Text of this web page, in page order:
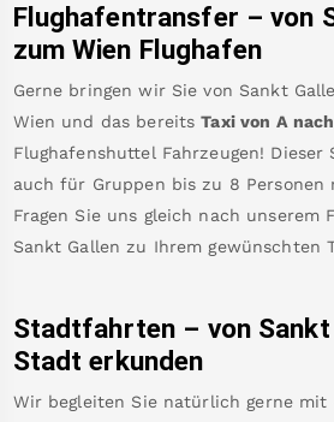
Flughafentransfer – von
zum Wien Flughafen
Gerne bringen wir Sie von Sankt
Wien und das bereits Taxi von A
Flughafenshuttel Fahrzeugen!
auch für Gruppen bis zu 8 Personen
Fragen Sie uns gleich nach unserem
Sankt Gallen zu Ihrem gewünschten
Stadtfahrten – von
Stadt erkunden
Wir begleiten Sie natürlich gerne mit